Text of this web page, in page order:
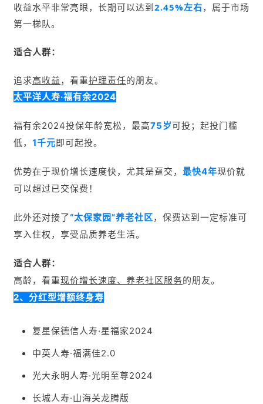
收益水平非常亮眼，长期可以达到2.45%左右，属于市场
第一梯队。
适合人群：
追求高收益 ，看重护理责任的朋友。
太平洋人寿·福有余2024
福有余2024投保年龄宽松，最高75岁可投；起投门槛
低， 1千元即可起投。
优势在于现价增长速度快，尤其是趸交， 最快4年现价就
可以超过已交保费！
此外还对接了“太保家园”养老社区，保费达到一定标准可
享入住权，享受品质养老生活。
适合人群：
高龄，看重现价增长速度、养老社区服务的朋友。
2、分红型增额终身寿
复星保德信人寿·星福家2024
中英人寿·福满佳2.0
光大永明人寿·光明至尊2024
长城人寿·山海关龙腾版